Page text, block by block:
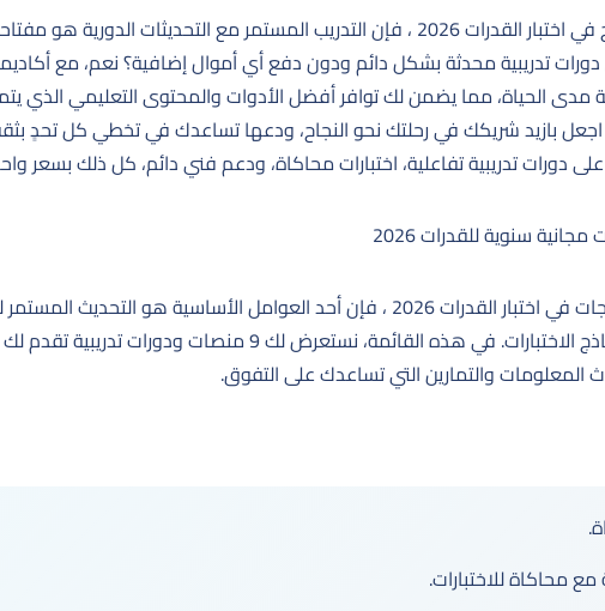
إذا كنت تسعى لتحقيق أفضل النتائج في اختبار القدرات 2026 ، فإن التدريب المستمر مع
تدريبية محدثة بشكل دائم ودون دفع أي أموال إضافية؟ نعم، مع
مدى الحياة، مما يضمن لك توافر أفضل الأدوات والمحتوى التعليمي الذي
اجعل بازيد شريكك في رحلتك نحو النجاح، ودعها تساعدك في تخطي كل تحدٍ
دورات تدريبية تفاعلية، اختبارات محاكاة، ودعم فني دائم، كل ذلك بسعر
عندما يتعلق الأمر بتحقيق أعلى الدرجات في اختبار القدرات 2026 ، فإن أحد العوامل الأساسية هو
لمواكبة أي تغييرات قد تطرأ على نماذج الاختبارات. في هذه القائمة، نستعرض لك 9
والتمارين التي تساعدك على التفوق.
محاكاة للاختبارات.